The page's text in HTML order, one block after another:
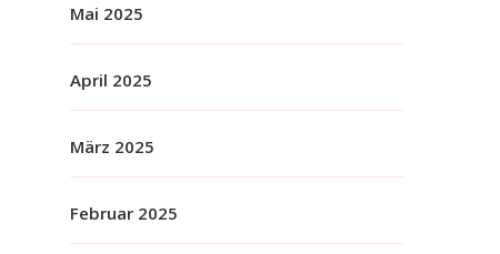
Mai 2025
April 2025
März 2025
Februar 2025